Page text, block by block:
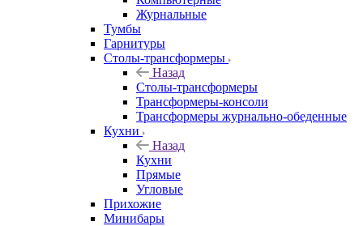
Журнальные
Тумбы
Гарнитуры
Столы-трансформеры
Назад
Столы-трансформеры
Трансформеры-консоли
Трансформеры журнально-обеденные
Кухни
Назад
Кухни
Прямые
Угловые
Прихожие
Минибары